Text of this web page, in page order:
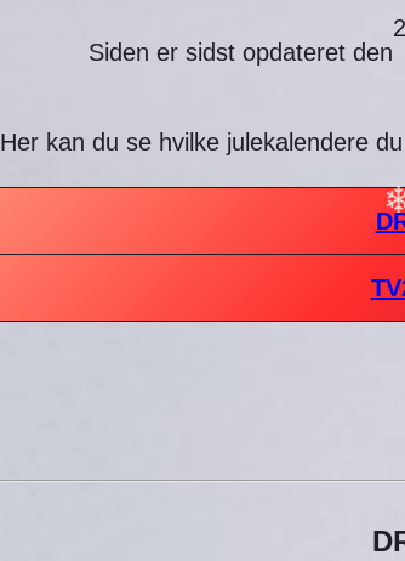
Siden er sidst opdateret den
Her kan du se hvilke julekalendere